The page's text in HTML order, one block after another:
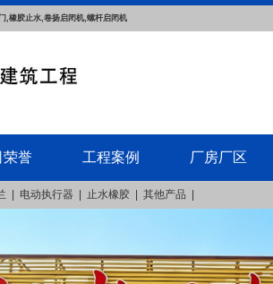
,橡胶止水,卷扬启闭机,螺杆启闭机
荣誉 工程案例 厂房厂区
电动执行器 止水橡胶 其他产品